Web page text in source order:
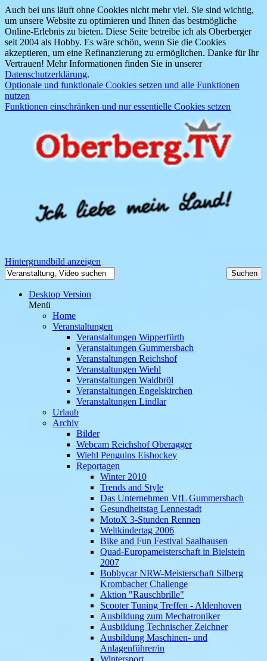
Auch bei uns läuft ohne Cookies nicht mehr viel. Sie sind wichtig,
um unsere Website zu optimieren und Ihnen das bestmögliche
Online-Erlebnis zu bieten. Diese Seite betreibe ich als Oberberger
seit 2004 als Hobby. Es wäre schön, wenn Sie die Cookies
akzeptieren, um eine Refinanzierung zu ermöglichen. Danke für Ihr
Vertrauen! Mehr Informationen finden Sie in unserer
Datenschutzerklärung.
Optionale und funktionale Cookies setzen und alle Funktionen
nutzen
Funktionen einschränken und nur essentielle Cookies setzen
Hintergrundbild anzeigen
Desktop Version
Menü
Home
Veranstaltungen
Veranstaltungen Wipperfürth
Veranstaltungen Gummersbach
Veranstaltungen Reichshof
Veranstaltungen Wiehl
Veranstaltungen Waldbröl
Veranstaltungen Engelskirchen
Veranstaltungen Lindlar
Urlaub
Archiv
Bilder
Webcam Reichshof Oberagger
Wiehl Penguins Eishockey
Reportagen
Winter 2010
Trends and Style
Das Unternehmen VfL Gummersbach
Gesundheitstag Lennestadt
MotoX 3-Stunden Rennen
Weltkindertag 2006
Bike and Fun Festival Saalhausen
Quad-Europameisterschaft in Bielstein
2007
Bobbycar NRW-Meisterschaft Silberg
Krombacher Challenge
Aktion "Rauschbrille"
Scooter Tuning Treffen - Aldenhoven
Ausbildung zum Mechatroniker
Ausbildung Technischer Zeichner
Ausbildung Maschinen- und
Anlagenführer/in